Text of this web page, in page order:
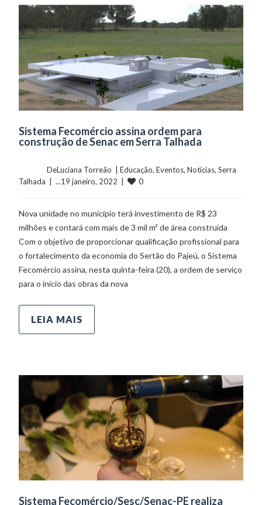
Sistema Fecomércio assina ordem para
construção de Senac em Serra Talhada
	    	DeLuciana Torreão  |
Educação, Eventos, Notícias, Serra
Talhada
  |  ...19 janeiro, 2022  |
0
Nova unidade no município terá investimento de R$ 23
milhões e contará com mais de 3 mil m² de área construída
Com o objetivo de proporcionar qualificação profissional para
o fortalecimento da economia do Sertão do Pajeú, o Sistema
Fecomércio assina, nesta quinta-feira (20), a ordem de serviço
para o início das obras da nova
LEIA MAIS
Sistema Fecomércio/Sesc/Senac-PE realiza